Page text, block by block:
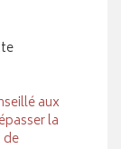
aux
la
de